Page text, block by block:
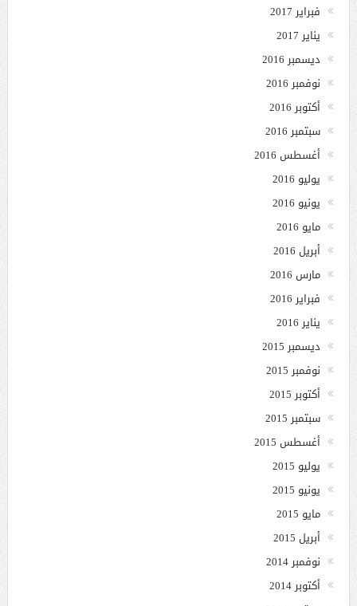
فبراير 2017
يناير 2017
ديسمبر 2016
نوفمبر 2016
أكتوبر 2016
سبتمبر 2016
أغسطس 2016
يوليو 2016
يونيو 2016
مايو 2016
أبريل 2016
مارس 2016
فبراير 2016
يناير 2016
ديسمبر 2015
نوفمبر 2015
أكتوبر 2015
سبتمبر 2015
أغسطس 2015
يوليو 2015
يونيو 2015
مايو 2015
أبريل 2015
نوفمبر 2014
أكتوبر 2014